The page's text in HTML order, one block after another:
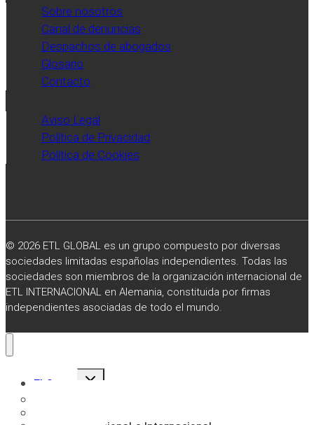
Sobre nosotros
Canal de denuncias
Despachos de abogados
Glosario
Contacto
Aviso Legal
Política de Privacidad
Política de Cookies
© 2026 ETL GLOBAL es un grupo compuesto por diversas
sociedades limitadas españolas independientes. Todas las
sociedades son miembros de la organización internacional de
ETL INTERNACIONAL en Alemania, constituida por firmas
independientes asociadas de todo el mundo.
El Grupo
Alternar